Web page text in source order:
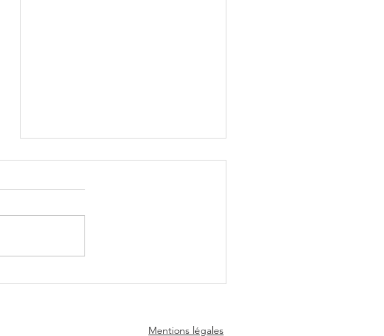
Transe et Prédit NotreMentions légales